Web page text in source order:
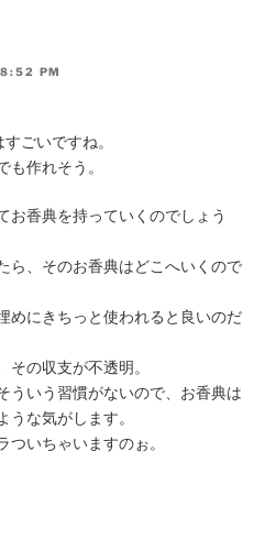
PM
ごいですね。
も作れそう。
お香典を持っていくのでしょう
ら、そのお香典はどこへいくので
めにきちっと使われると良いのだ
その収支が不透明。
ういう習慣がないので、お香典は
うな気がします。
ついちゃいますのぉ。